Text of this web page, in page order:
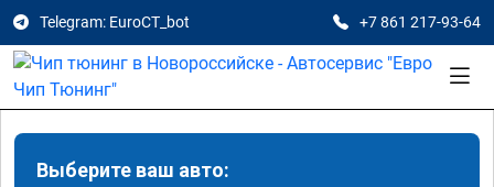
Telegram: EuroCT_bot +7 861 217-93-64
Выберите ваш авто: